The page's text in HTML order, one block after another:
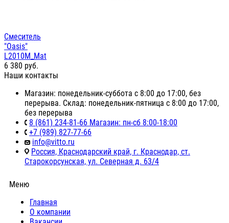
Смеситель
"Oasis"
L2010M_Mat
6 380 руб.
Наши контакты
Магазин: понедельник-суббота с 8:00 до 17:00, без
перерыва. Склад: понедельник-пятница с 8:00 до 17:00,
без перерыва
8 (861) 234-81-66 Магазин: пн-сб 8:00-18:00
+7 (989) 827-77-66
info@vitto.ru
Россия, Краснодарский край, г. Краснодар, ст.
Старокорсунская, ул. Северная д. 63/4
Меню
Главная
О компании